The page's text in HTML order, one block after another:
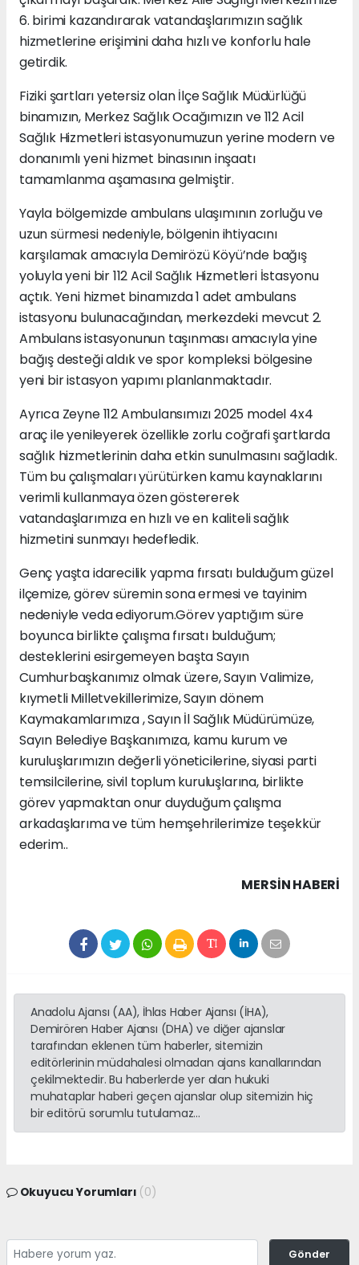
6. birimi kazandırarak vatandaşlarımızın sağlık
hizmetlerine erişimini daha hızlı ve konforlu hale
getirdik.
Fiziki şartları yetersiz olan İlçe Sağlık Müdürlüğü
binamızın, Merkez Sağlık Ocağımızın ve 112 Acil
Sağlık Hizmetleri istasyonumuzun yerine modern ve
donanımlı yeni hizmet binasının inşaatı
tamamlanma aşamasına gelmiştir.
Yayla bölgemizde ambulans ulaşımının zorluğu ve
uzun sürmesi nedeniyle, bölgenin ihtiyacını
karşılamak amacıyla Demirözü Köyü’nde bağış
yoluyla yeni bir 112 Acil Sağlık Hizmetleri İstasyonu
açtık. Yeni hizmet binamızda 1 adet ambulans
istasyonu bulunacağından, merkezdeki mevcut 2.
Ambulans istasyonunun taşınması amacıyla yine
bağış desteği aldık ve spor kompleksi bölgesine
yeni bir istasyon yapımı planlanmaktadır.
Ayrıca Zeyne 112 Ambulansımızı 2025 model 4x4
araç ile yenileyerek özellikle zorlu coğrafi şartlarda
sağlık hizmetlerinin daha etkin sunulmasını sağladık.
Tüm bu çalışmaları yürütürken kamu kaynaklarını
verimli kullanmaya özen göstererek
vatandaşlarımıza en hızlı ve en kaliteli sağlık
hizmetini sunmayı hedefledik.
Genç yaşta idarecilik yapma fırsatı bulduğum güzel
ilçemize, görev süremin sona ermesi ve tayinim
nedeniyle veda ediyorum.Görev yaptığım süre
boyunca birlikte çalışma fırsatı bulduğum;
desteklerini esirgemeyen başta Sayın
Cumhurbaşkanımız olmak üzere, Sayın Valimize,
kıymetli Milletvekillerimize, Sayın dönem
Kaymakamlarımıza , Sayın İl Sağlık Müdürümüze,
Sayın Belediye Başkanımıza, kamu kurum ve
kuruluşlarımızın değerli yöneticilerine, siyasi parti
temsilcilerine, sivil toplum kuruluşlarına, birlikte
görev yapmaktan onur duyduğum çalışma
arkadaşlarıma ve tüm hemşehrilerimize teşekkür
ederim..
MERSIN HABERİ
Anadolu Ajansı (AA), İhlas Haber Ajansı (İHA),
Demirören Haber Ajansı (DHA) ve diğer ajanslar
tarafından eklenen tüm haberler, sitemizin
editörlerinin müdahalesi olmadan ajans kanallarından
çekilmektedir. Bu haberlerde yer alan hukuki
muhataplar haberi geçen ajanslar olup sitemizin hiç
bir editörü sorumlu tutulamaz...
Okuyucu Yorumları (0)
Gönder